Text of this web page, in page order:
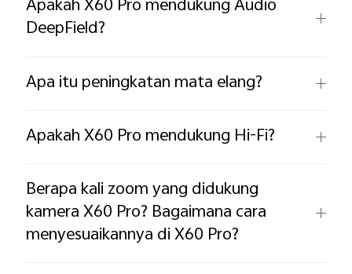
Apakah X60 Pro mendukung Audio
DeepField? ​
Apa itu peningkatan mata elang?
Apakah X60 Pro mendukung Hi-Fi? ​
Berapa kali zoom yang didukung
kamera X60 Pro? Bagaimana cara
menyesuaikannya di X60 Pro?